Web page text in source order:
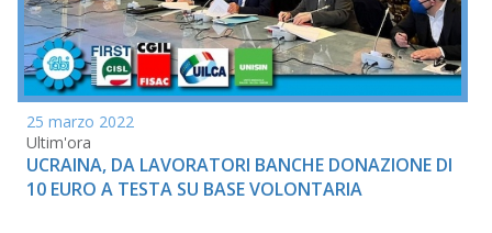
25 marzo 2022
Ultim'ora
UCRAINA, DA LAVORATORI BANCHE DONAZIONE DI
10 EURO A TESTA SU BASE VOLONTARIA